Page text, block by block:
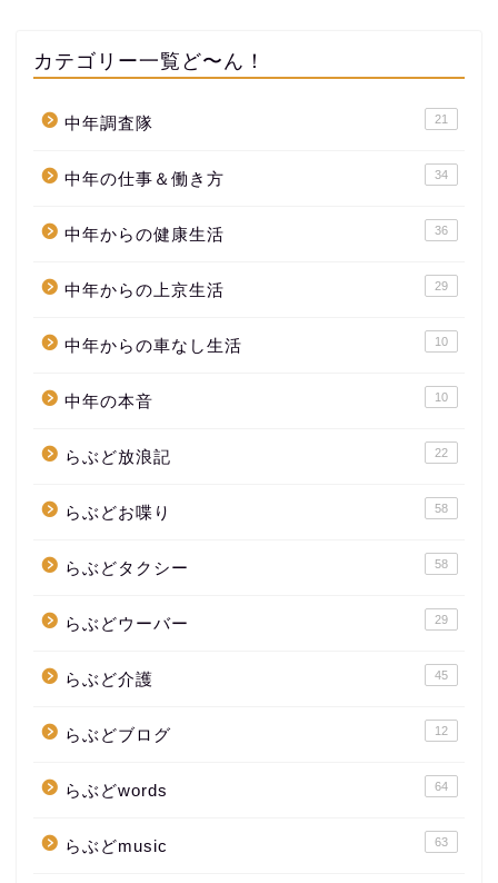
カテゴリー一覧ど〜ん！
中年調査隊 21
中年の仕事＆働き方 34
中年からの健康生活 36
中年からの上京生活 29
中年からの車なし生活 10
中年の本音 10
らぶど放浪記 22
らぶどお喋り 58
らぶどタクシー 58
らぶどウーバー 29
らぶど介護 45
らぶどブログ 12
らぶどwords 64
らぶどmusic 63